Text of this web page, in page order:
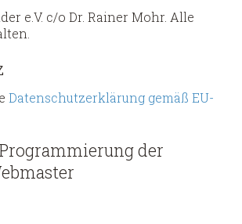
e.V. c/o Dr. Rainer Mohr. Alle
Datenschutzerklärung gemäß EU-
der